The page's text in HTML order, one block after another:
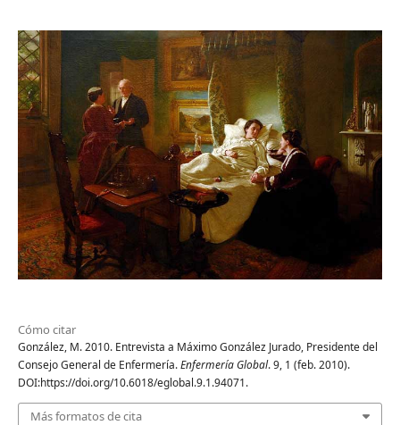
Cómo citar
González, M. 2010. Entrevista a Máximo González Jurado, Presidente del
Consejo General de Enfermería.Enfermería Global. 9, 1 (feb. 2010).
DOI:https://doi.org/10.6018/eglobal.9.1.94071.
Más formatos de cita